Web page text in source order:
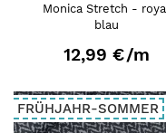
Monica Stretch - royal
blau
12,99 €/m
FRÜHJAHR-SOMMER